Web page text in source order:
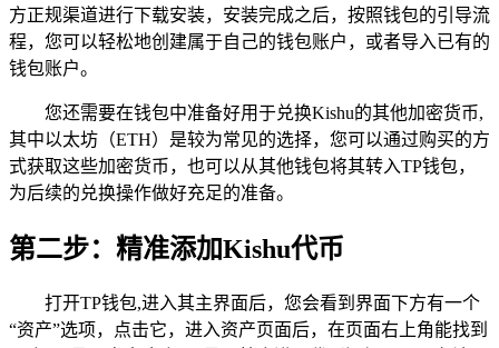
方正规渠道进行下载安装，安装完成之后，按照钱包的引导流
程，您可以轻松地创建属于自己的钱包账户，或者导入已有的
钱包账户。
您还需要在钱包中准备好用于兑换Kishu的其他加密货币,
其中以太坊（ETH）是较为常见的选择，您可以通过购买的方
式获取这些加密货币，也可以从其他钱包将其转入TP钱包，
为后续的兑换操作做好充足的准备。
第二步：精准添加Kishu代币
打开TP钱包,进入其主界面后，您会看到界面下方有一个
“资产”选项，点击它，进入资产页面后，在页面右上角能找到